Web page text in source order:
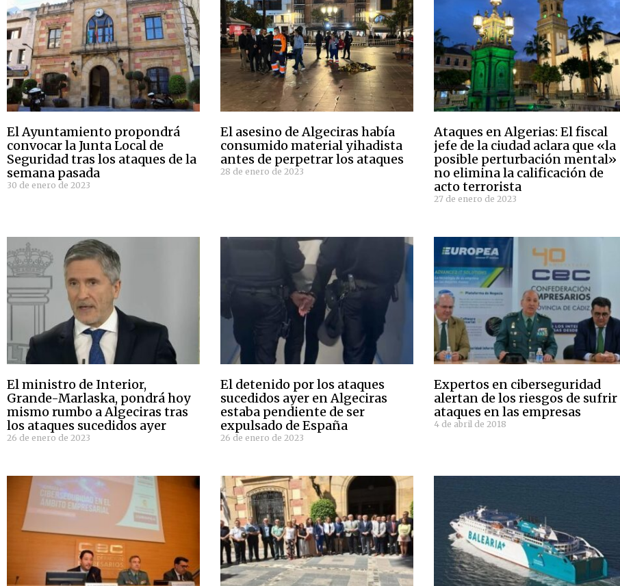
El Ayuntamiento propondrá
convocar la Junta Local de
Seguridad tras los ataques de la
semana pasada
30 de enero de 2023
El asesino de Algeciras había
consumido material yihadista
antes de perpetrar los ataques
28 de enero de 2023
Ataques en Algerias: El fiscal
jefe de la ciudad aclara que «la
posible perturbación mental»
no elimina la calificación de
acto terrorista
27 de enero de 2023
El ministro de Interior,
Grande-Marlaska, pondrá hoy
mismo rumbo a Algeciras tras
los ataques sucedidos ayer
26 de enero de 2023
El detenido por los ataques
sucedidos ayer en Algeciras
estaba pendiente de ser
expulsado de España
26 de enero de 2023
Expertos en ciberseguridad
alertan de los riesgos de sufrir
ataques en las empresas
4 de abril de 2018